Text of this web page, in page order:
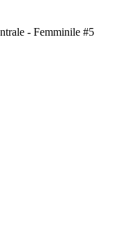
- Femminile #5